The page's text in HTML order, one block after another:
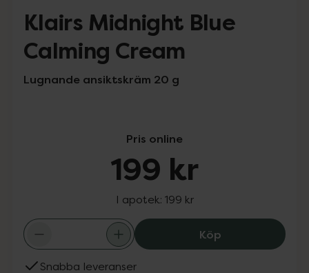
Klairs Midnight Blue
Calming Cream
Lugnande ansiktskräm 20 g
Pris online
199 kr
I apotek: 199 kr
KöpKlairs Midnight
Snabba leveranser